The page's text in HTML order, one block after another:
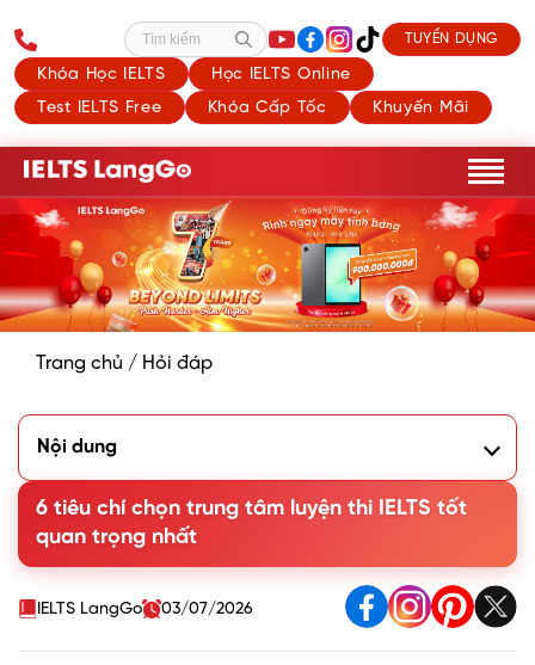
Khóa Học IELTS
Học IELTS Online
Test IELTS Free
Khóa Cấp Tốc Khuyến Mãi
Tìm kiếm TUYỂN DỤNG
Trang chủ / Hỏi đáp
Nội dung
2. Sĩ số lớp phù hợp
3. Cam kết đầu ra bằng hợp đồng
4. Học phí hợp lý
5. Lộ trình học chi tiết và công khai
Bảng so sánh tổng hợp 6 tiêu chí
6 tiêu chí chọn trung tâm luyện thi IELTS tốt
quan trọng nhất
IELTS LangGo 03/07/2026